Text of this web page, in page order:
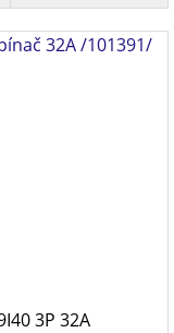
32A /101391/
3P 32A